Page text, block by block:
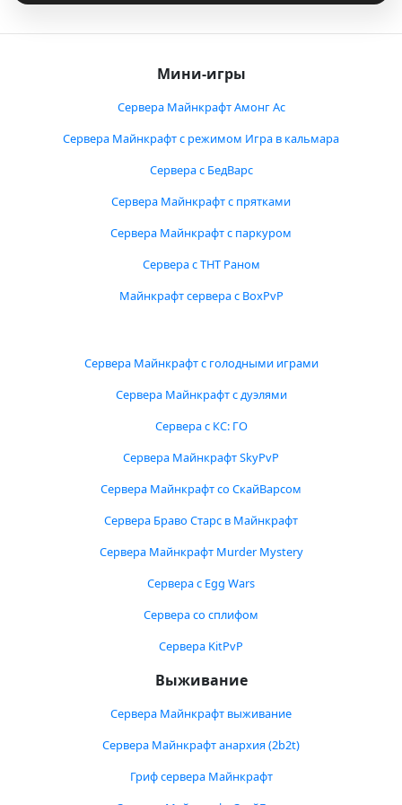
Мини-игры
Сервера Майнкрафт Амонг Ас
Сервера Майнкрафт с режимом Игра в кальмара
Сервера с БедВарс
Сервера Майнкрафт с прятками
Сервера Майнкрафт с паркуром
Сервера с ТНТ Раном
Майнкрафт сервера с BoxPvP
Сервера Майнкрафт с голодными играми
Сервера Майнкрафт с дуэлями
Сервера с КС: ГО
Сервера Майнкрафт SkyPvP
Сервера Майнкрафт со СкайВарсом
Сервера Браво Старс в Майнкрафт
Сервера Майнкрафт Murder Mystery
Сервера с Egg Wars
Сервера со сплифом
Сервера KitPvP
Выживание
Сервера Майнкрафт выживание
Сервера Майнкрафт анархия (2b2t)
Гриф сервера Майнкрафт